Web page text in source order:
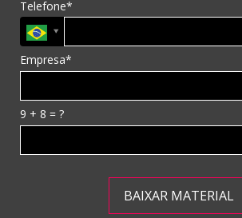
Telefone*
Empresa*
9 + 8 = ?
BAIXAR MATERIAL